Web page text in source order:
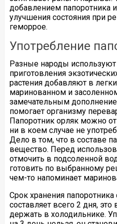
добавлением папоротника
улучшения состояния при
геморрое.
Употребление
Разные народы используют
приготовления
растения добавляют в
маринованном и
замечательным
помогает организму
Папоротник орляк можно
ни в коем случае не
Дело в том, что в составе
вещество. Перед
отмочить в подсоленной
готовить по выбранному
чем-то напоминает
Срок хранения папоротника
составляет всего 2 дня,
держать в холодильнике.